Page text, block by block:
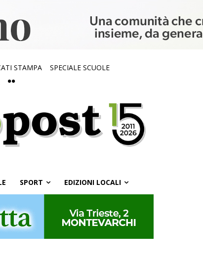
STAMPA SPECIALE SCUOLE
SPORT EDIZIONI LOCALI